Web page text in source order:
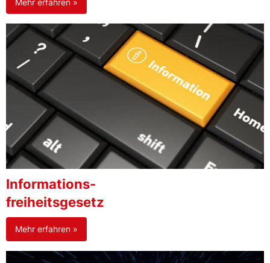
Informations-
freiheitsgesetz
Mehr erfahren »